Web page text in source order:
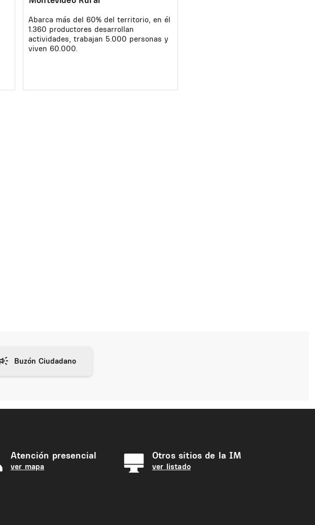
Abarca más del 60% del territorio, en él
1.360 productores desarrollan
actividades, trabajan 5.000 personas y
viven 60.000.
Atención presencial
ver mapa
Otros sitios de la IM
ver listado